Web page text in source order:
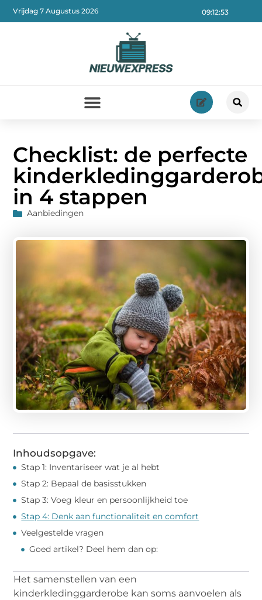
09:12:55
Vrijdag 7 Augustus 2026
Checklist: de perfecte
in 4 stappen
Aanbiedingen
Inhoudsopgave:
Stap 1: Inventariseer wat je al hebt
Stap 2: Bepaal de basisstukken
Stap 3: Voeg kleur en persoonlijkheid toe
Stap 4: Denk aan functionaliteit en comfort
Veelgestelde vragen
Goed artikel? Deel hem dan op:
Het samenstellen van een
kinderkledinggarderobe kan soms aanvoelen als